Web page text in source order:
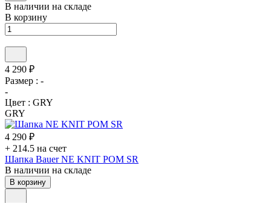
В наличии на складе
В корзину
4 290 ₽
Размер : -
-
Цвет : GRY
GRY
4 290 ₽
+ 214.5 на счет
Шапка Bauer NE KNIT POM SR
В наличии на складе
В корзину